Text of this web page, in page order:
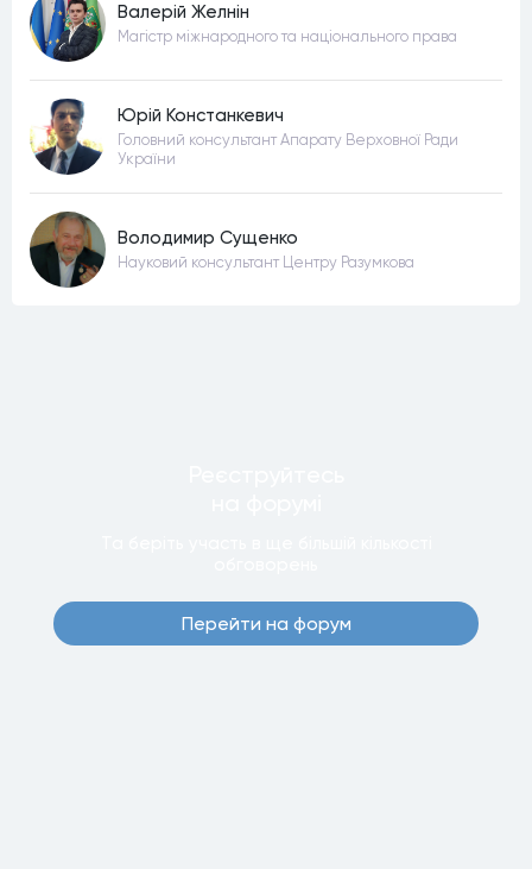
Валерій Желнін
Магістр міжнародного та національного права
Юрій Констанкевич
Головний консультант Апарату Верховної Ради
України
Володимир Сущенко
Науковий консультант Центру Разумкова
Перейти на форум